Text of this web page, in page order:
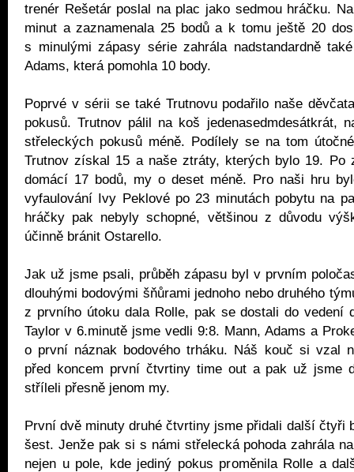
trenér Rešetár poslal na plac jako sedmou hráčku.
minut a zaznamenala 25 bodů a k tomu ještě 20
s minulými zápasy série zahrála nadstandardně
Adams, která pomohla 10 body.
Poprvé v sérii se také Trutnovu podařilo naše
pokusů. Trutnov pálil na koš jedenasedmdesátkrát,
střeleckých pokusů méně. Podílely se na tom
Trutnov získal 15 a naše ztráty, kterých bylo 19. Po
domácí 17 bodů, my o deset méně. Pro naši hru
vyfaulování Ivy Peklové po 23 minutách pobytu na
hráčky pak nebyly schopné, většinou z důvodu
účinně bránit Ostarello.
Jak už jsme psali, průběh zápasu byl v prvním
dlouhými bodovými šňůrami jednoho nebo druhého
z prvního útoku dala Rolle, pak se dostali do vedení
Taylor v 6.minutě jsme vedli 9:8. Mann, Adams a
o první náznak bodového trháku. Náš kouč si vzal
před koncem první čtvrtiny time out a pak už jsme
stříleli přesně jenom my.
První dvě minuty druhé čtvrtiny jsme přidali další čtyři
šest. Jenže pak si s námi střelecká pohoda zahrála
nejen u pole, kde jediný pokus proměnila Rolle a